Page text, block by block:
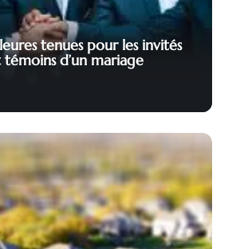
tenues pour les invités
d’un mariage